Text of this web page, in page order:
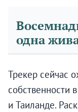
одна
Трекер сейчас
собственности
и Таиланде.